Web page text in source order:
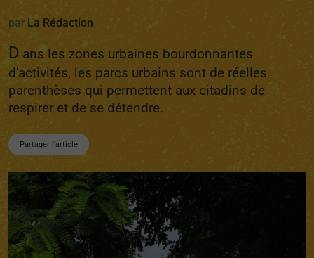
par La Rédaction
D ans les zones urbaines bourdonnantes
d'activités, les parcs urbains sont de réelles
parenthèses qui permettent aux citadins de
respirer et de se détendre.
Partager l'article